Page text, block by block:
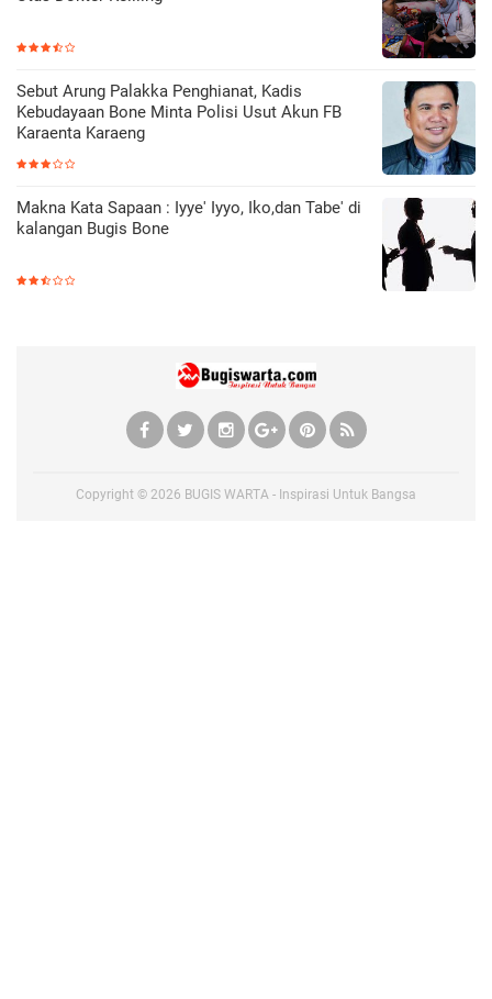
Sebut Arung Palakka Penghianat, Kadis
Kebudayaan Bone Minta Polisi Usut Akun FB
Karaenta Karaeng
Makna Kata Sapaan : Iyye' Iyyo, Iko,dan Tabe' di
kalangan Bugis Bone
Copyright © 2026 BUGIS WARTA - Inspirasi Untuk Bangsa